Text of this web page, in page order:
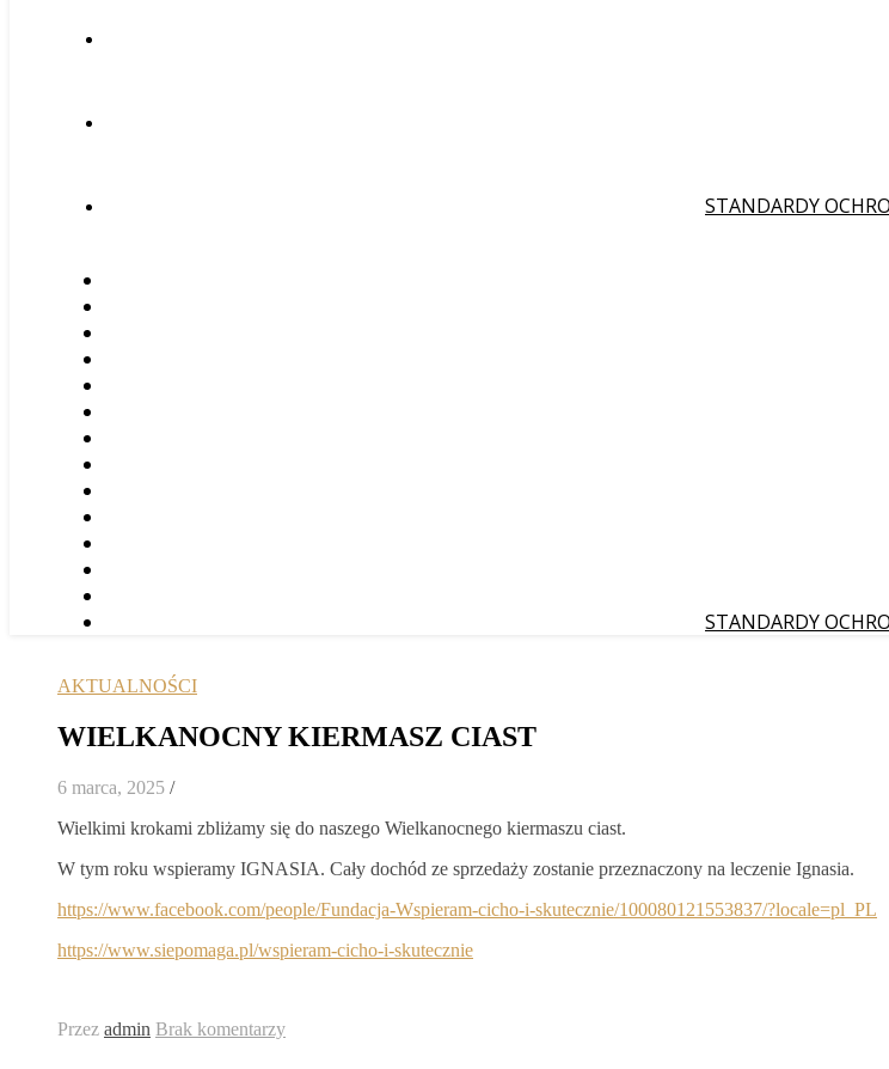
STANDARDY
STANDARDY
AKTUALNOŚCI
WIELKANOCNY KIERMASZ CIAST
6 marca, 2025 /
Wielkimi krokami zbliżamy się do naszego Wielkanocnego kiermaszu ciast.
W tym roku wspieramy IGNASIA. Cały dochód ze sprzedaży zostanie przeznaczony na leczenie Ignasia.
https://www.facebook.com/people/Fundacja-Wspieram-cicho-i-skutecznie/100080121553837/?locale=pl_PL
https://www.siepomaga.pl/wspieram-cicho-i-skutecznie
Przez admin Brak komentarzy